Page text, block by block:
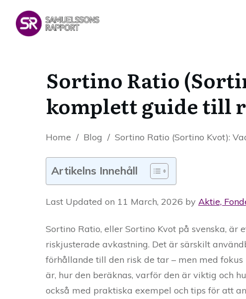
Sortino Ratio
komplett guide till
Home / Blog / Sortino Ratio (Sortino Kvot):
Artikelns Innehåll
Last Updated on 11 March, 2026 by Aktie,
Sortino Ratio, eller Sortino Kvot på svenska,
riskjusterade avkastning. Det är särskilt
förhållande till den risk de tar – men med fokus
är, hur den beräknas, varför den är viktig och
också med praktiska exempel och tips för att